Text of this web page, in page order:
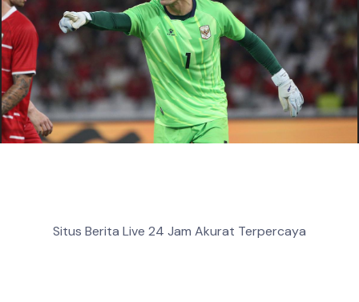
Situs Berita Live 24 Jam Akurat Terpercaya